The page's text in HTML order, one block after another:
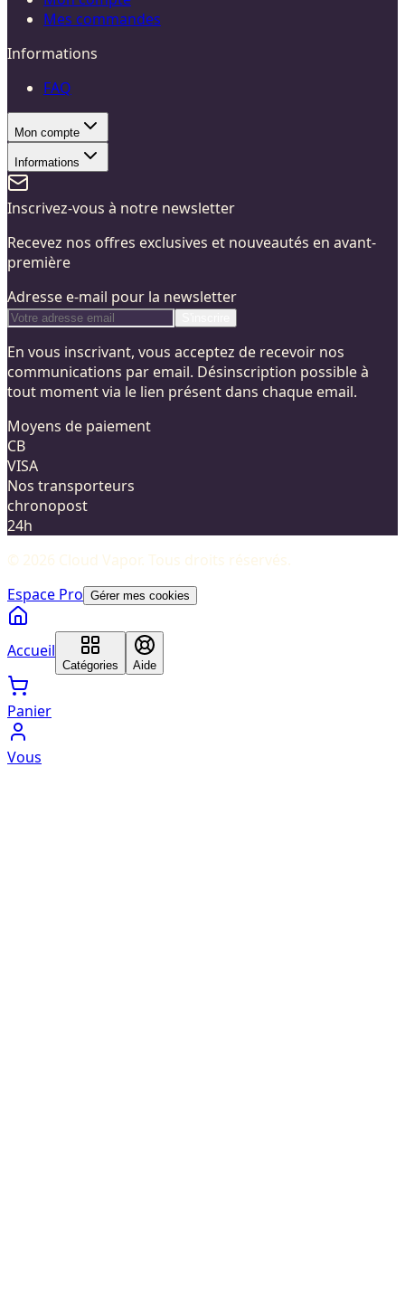
Mes commandes
Informations
FAQ
Mon compte
Informations
Inscrivez-vous à notre newsletter
Recevez nos offres exclusives et nouveautés en avant-
première
Adresse e-mail pour la newsletter
En vous inscrivant, vous acceptez de recevoir nos
communications par email. Désinscription possible à
tout moment via le lien présent dans chaque email.
Moyens de paiement
CB
VISA
Nos transporteurs
chronopost
24h
© 2026 Cloud Vapor. Tous droits réservés.
Espace Pro Gérer mes cookies
Accueil
Catégories Aide
Panier
Vous